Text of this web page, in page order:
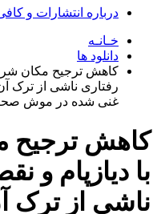
درباره انتشارات و
خـانـه
دانلود ها
کاهش ترجیح مکان
رفتاری ناشی از ترک
غنی شده در موش
کاهش
با دیازپام و
ناشی از ترک